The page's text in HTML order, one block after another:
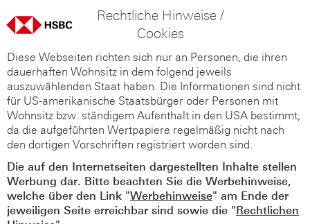
Rechtliche Hinweise /
Cookies
Diese Webseiten richten sich nur an Personen, die ihren
dauerhaften Wohnsitz in dem folgend jeweils
auszuwählenden Staat haben. Die Informationen sind nicht
für US-amerikanische Staatsbürger oder Personen mit
Wohnsitz bzw. ständigem Aufenthalt in den USA bestimmt,
da die aufgeführten Wertpapiere regelmäßig nicht nach
den dortigen Vorschriften registriert worden sind.
Die auf den Internetseiten dargestellten Inhalte stellen
Werbung dar. Bitte beachten Sie die Werbehinweise,
welche über den Link "Werbehinweise" am Ende der
jeweiligen Seite erreichbar sind sowie die "Rechtlichen